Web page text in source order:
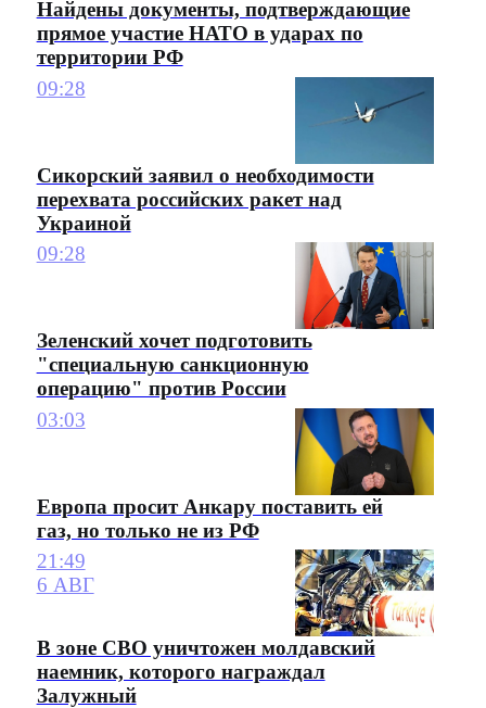
Найдены документы, подтверждающие
прямое участие НАТО в ударах по
территории РФ
09:28
Сикорский заявил о необходимости
перехвата российских ракет над
Украиной
09:28
Зеленский хочет подготовить
"специальную санкционную
операцию" против России
03:03
Европа просит Анкару поставить ей
газ, но только не из РФ
21:49
6 АВГ
В зоне СВО уничтожен молдавский
наемник, которого награждал
Залужный